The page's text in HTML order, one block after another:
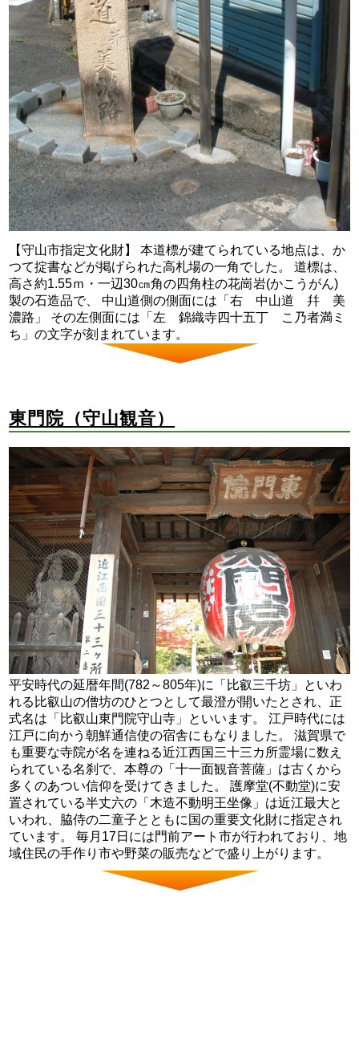
【守山市指定文化財】 本道標が建てられている地点は、か
つて掟書などが掲げられた高札場の一角でした。 道標は、
高さ約1.55ｍ・一辺30㎝角の四角柱の花崗岩(かこうがん)
製の石造品で、 中山道側の側面には「右 中山道 幷 美
濃路」 その左側面には「左 錦織寺四十五丁 こ乃者満ミ
ち」の文字が刻まれています。
東門院（守山観音）
平安時代の延暦年間(782～805年)に「比叡三千坊」といわ
れる比叡山の僧坊のひとつとして最澄が開いたとされ、正
式名は「比叡山東門院守山寺」といいます。 江戸時代には
江戸に向かう朝鮮通信使の宿舎にもなりました。 滋賀県で
も重要な寺院が名を連ねる近江西国三十三カ所霊場に数え
られている名刹で、本尊の「十一面観音菩薩」は古くから
多くのあつい信仰を受けてきました。 護摩堂(不動堂)に安
置されている半丈六の「木造不動明王坐像」は近江最大と
いわれ、脇侍の二童子とともに国の重要文化財に指定され
ています。 毎月17日には門前アート市が行われており、地
域住民の手作り市や野菜の販売などで盛り上がります。